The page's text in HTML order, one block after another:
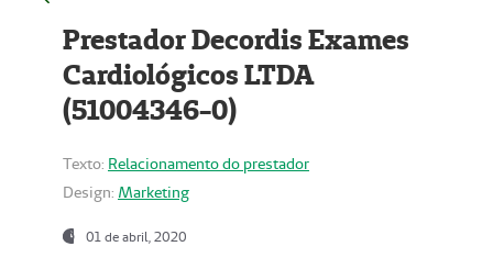
Prestador Decordis Exames
Cardiológicos LTDA
(51004346-0)
Texto: Relacionamento do prestador
Design: Marketing
01 de abril, 2020